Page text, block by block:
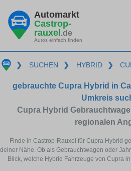
Automarkt
Castrop-
rauxel .de
Autos einfach finden
❯ SUCHEN ❯ HYBRID ❯
gebrauchte Cupra Hybrid in
Umkreis
Cupra Hybrid
regionalen
Finde in Castrop-Rauxel für Cupra Hybrid
deiner Nähe. Ob als Gebrauchtwagen oder
Blick, welche Hybrid Fahrzeuge von Cupra